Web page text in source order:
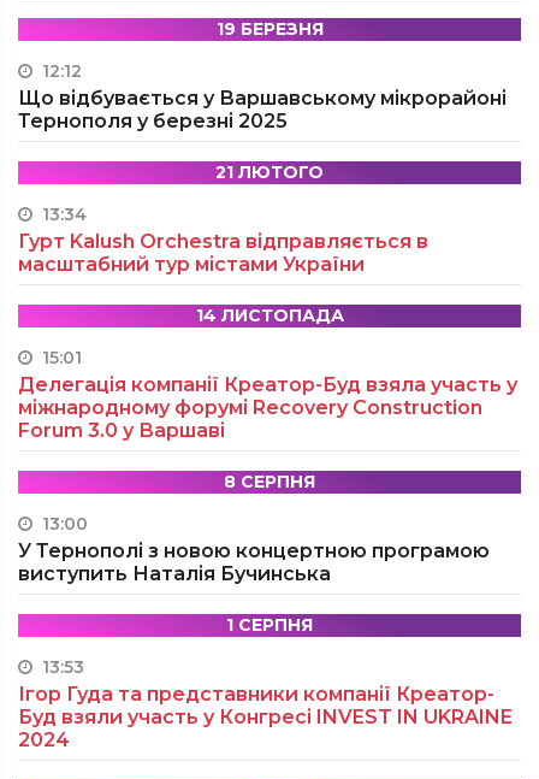
19 БЕРЕЗНЯ
12:12
Що відбувається у Варшавському мікрорайоні
Тернополя у березні 2025
21 ЛЮТОГО
13:34
Гурт Kalush Orchestra відправляється в
масштабний тур містами України
14 ЛИСТОПАДА
15:01
Делегація компанії Креатор-Буд взяла участь у
міжнародному форумі Recovery Construction
Forum 3.0 у Варшаві
8 СЕРПНЯ
13:00
У Тернополі з новою концертною програмою
виступить Наталія Бучинська
1 СЕРПНЯ
13:53
Ігор Гуда та представники компанії Креатор-
Буд взяли участь у Конгресі INVEST IN UKRAINE
2024